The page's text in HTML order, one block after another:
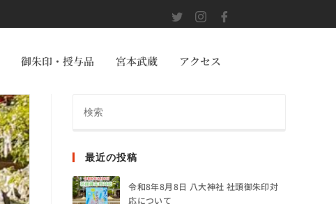
御朱印・授与品 宮本武蔵 アクセス
最近の投稿
令和8年8月8日 八大神社 社頭御朱印対
応について